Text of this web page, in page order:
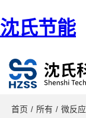
沈氏节能
首页 / 所有 / 微反